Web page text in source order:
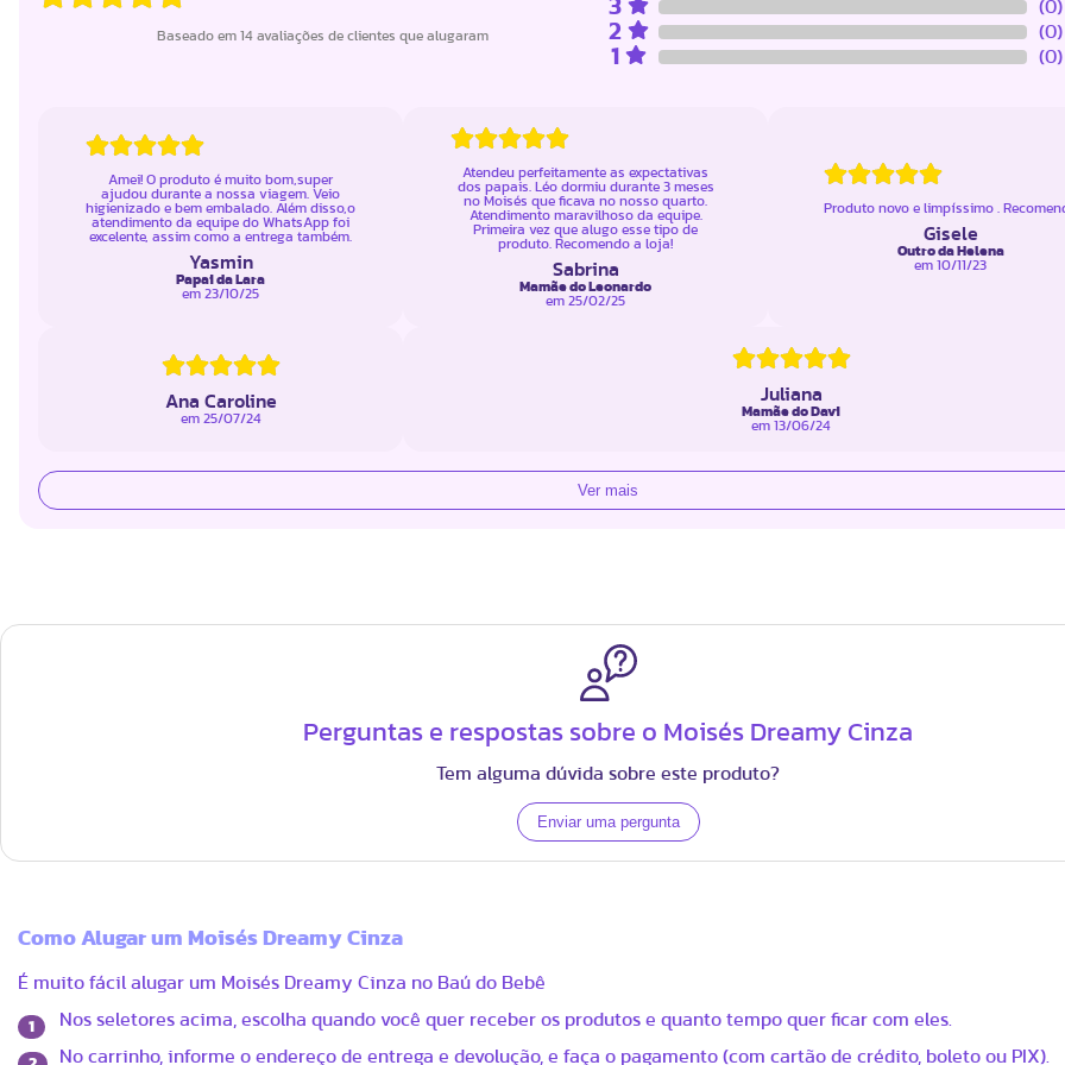
Baseado em 14 avaliações de clientes que alugaram
3 (0)
2 (0)
1 (0)
Amei! O produto é muito bom,super
ajudou durante a nossa viagem. Veio
higienizado e bem embalado. Além disso,o
atendimento da equipe do WhatsApp foi
excelente, assim como a entrega também.
Yasmin
Papai da Lara
em23/10/25
Atendeu perfeitamente as expectativas
dos papais. Léo dormiu durante 3 meses
no Moisés que ficava no nosso quarto.
Atendimento maravilhoso da equipe.
Primeira vez que alugo esse tipo de
produto. Recomendo a loja!
Sabrina
Mamãe do Leonardo
em25/02/25
Produto novo e limpíssimo .
Gisele
Outro da Helena
em10/11/23
Ana Caroline
em 25/07/24
Juliana
Mamãe do Davi
em13/06/24
Ver mais
Perguntas e respostas sobre o Moisés Dreamy Cinza
Tem alguma dúvida sobre este produto?
Como Alugar um Moisés Dreamy Cinza
É muito fácil alugar um Moisés Dreamy Cinza no Baú do Bebê
1 Nos seletores acima, escolha quando você quer receber os produtos e quanto tempo quer ficar com eles.
No carrinho, informe o endereço de entrega e devolução, e faça o pagamento (com cartão de crédito, boleto ou PIX).